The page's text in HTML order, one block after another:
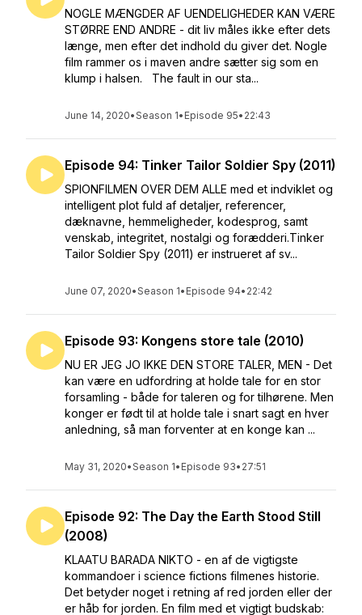
NOGLE MÆNGDER AF UENDELIGHEDER KAN VÆRE
STØRRE END ANDRE - dit liv måles ikke efter dets
længe, men efter det indhold du giver det. Nogle
film rammer os i maven andre sætter sig som en
klump i halsen. The fault in our sta...
June 14, 2020•Season 1• Episode 95• 22:43
Episode 94: Tinker Tailor Soldier Spy (2011)
SPIONFILMEN OVER DEM ALLE med et indviklet og
intelligent plot fuld af detaljer, referencer,
dæknavne, hemmeligheder, kodesprog, samt
venskab, integritet, nostalgi og forædderi.Tinker
Tailor Soldier Spy (2011) er instrueret af sv...
June 07, 2020•Season 1• Episode 94• 22:42
Episode 93: Kongens store tale (2010)
NU ER JEG JO IKKE DEN STORE TALER, MEN - Det
kan være en udfordring at holde tale for en stor
forsamling - både for taleren og for tilhørene. Men
konger er født til at holde tale i snart sagt en hver
anledning, så man forventer at en konge kan ...
May 31, 2020•Season 1• Episode 93• 27:51
Episode 92: The Day the Earth Stood Still
(2008)
KLAATU BARADA NIKTO - en af de vigtigste
kommandoer i science fictions filmenes historie.
Det betyder noget i retning af red jorden eller der
er håb for jorden. En film med et vigtigt budskab: